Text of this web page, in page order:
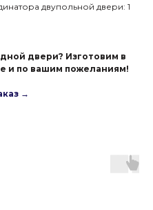
двупольной двери: 1
двери? Изготовим в
и по вашим пожеланиям!
→